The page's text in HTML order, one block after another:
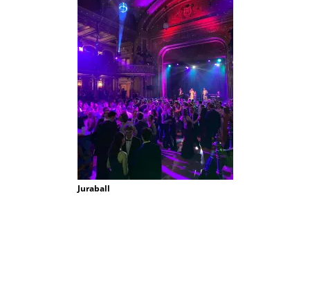
Juraball